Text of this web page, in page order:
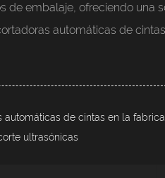
de embalaje, ofreciendo
automáticas de
automáticas de cintas en la
ultrasónicas